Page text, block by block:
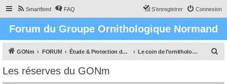
Smartfeed FAQ Connexion
S’enregistrer
Forum du Groupe Ornithologique Normand
GONm FORUM Étude & Protection des Oiseaux et de leurs milieux en Normandie Le coin de l'ornithologue : observations, études & enquêtes
Les réserves du GONm